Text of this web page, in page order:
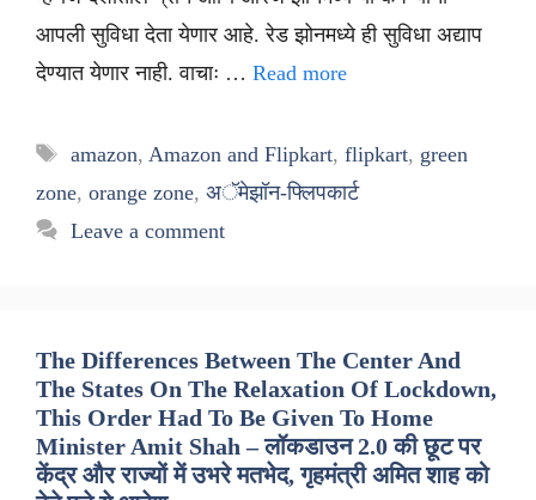
आपली सुविधा देता येणार आहे. रेड झोनमध्ये ही सुविधा अद्याप
देण्यात येणार नाही. वाचाः … Read more
Tags
amazon, Amazon and Flipkart, flipkart, green
zone, orange zone, अॅमेझॉन-फ्लिपकार्ट
Leave a comment
The Differences Between The Center And
The States On The Relaxation Of Lockdown,
This Order Had To Be Given To Home
Minister Amit Shah – लॉकडाउन 2.0 की छूट पर
केंद्र और राज्यों में उभरे मतभेद, गृहमंत्री अमित शाह को